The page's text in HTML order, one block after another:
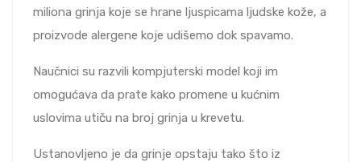
miliona grinja koje se hrane ljuspicama ljudske kože, a
proizvode alergene koje udišemo dok spavamo.
Naučnici su razvili kompjuterski model koji im
omogućava da prate kako promene u kućnim
uslovima utiču na broj grinja u krevetu.
Ustanovljeno je da grinje opstaju tako što iz